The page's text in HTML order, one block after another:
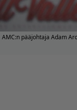
AMC:n pääjohtaja Adam